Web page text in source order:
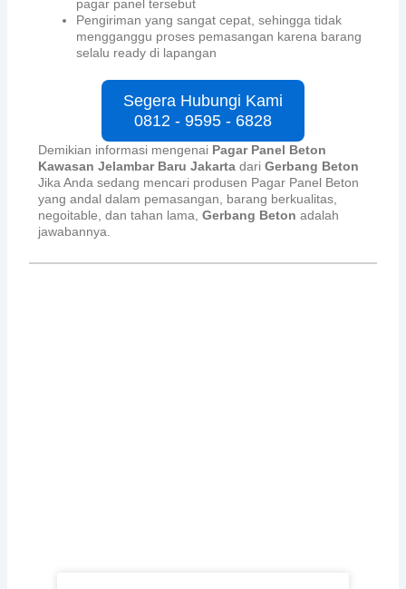
pagar panel tersebut
Pengiriman yang sangat cepat, sehingga tidak
mengganggu proses pemasangan karena barang
selalu ready di lapangan
Segera Hubungi Kami
0812 - 9595 - 6828
Demikian informasi mengenai Pagar Panel Beton
Kawasan Jelambar Baru Jakarta dariGerbang Beton
Jika Anda sedang mencari produsen Pagar Panel Beton
yang andal dalam pemasangan, barang berkualitas,
negoitable, dan tahan lama,Gerbang Betonadalah
jawabannya.